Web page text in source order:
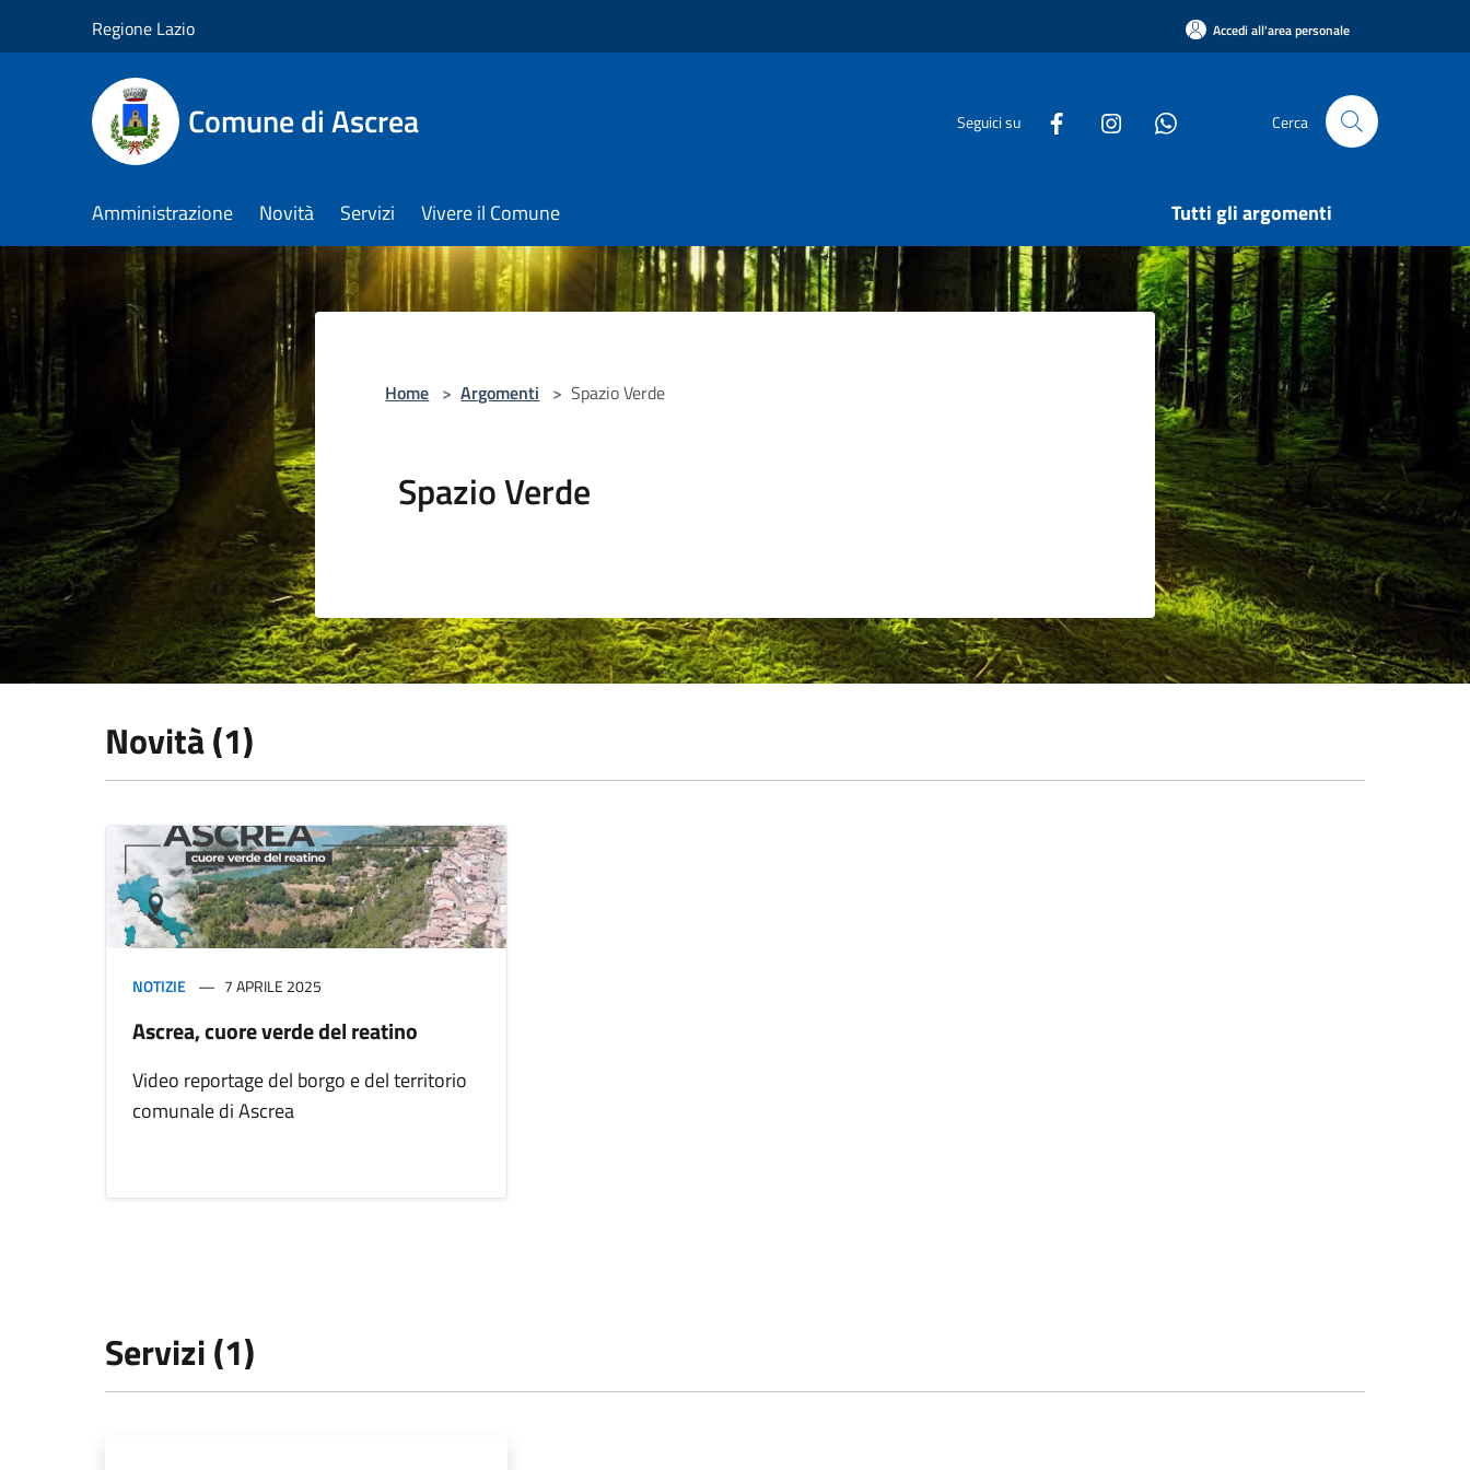
Regione Lazio Accedi all'area personale
Comune di Ascrea Seguici su Cerca
Amministrazione Novità Servizi Vivere il Comune Tutti gli argomenti
Home > Argomenti > Spazio Verde
Spazio Verde
Novità (1)
NOTIZIE 7 APRILE 2025
Ascrea, cuore verde del reatino
Video reportage del borgo e del territorio
comunale di Ascrea
Servizi (1)